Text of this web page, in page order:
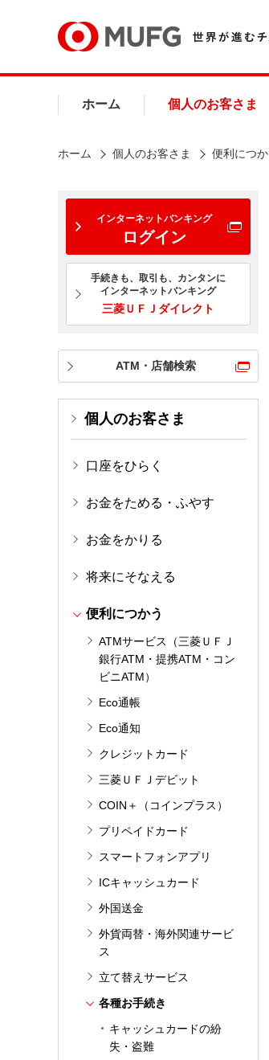
ホーム 個人のお客さま
ホーム 個人のお客さま 便利につか
インターネットバンキング
ログイン
手続きも、取引も、カンタンに
インターネットバンキング
三菱ＵＦＪダイレクト
ATM・店舗検索
個人のお客さま
口座をひらく
お金をためる・ふやす
お金をかりる
将来にそなえる
便利につかう
ATMサービス（三菱ＵＦＪ
銀行ATM・提携ATM・コン
ビニATM）
Eco通帳
Eco通知
クレジットカード
三菱ＵＦＪデビット
COIN＋（コインプラス）
プリペイドカード
スマートフォンアプリ
ICキャッシュカード
外国送金
外貨両替・海外関連サービ
ス
立て替えサービス
各種お手続き
キャッシュカードの紛
失・盗難